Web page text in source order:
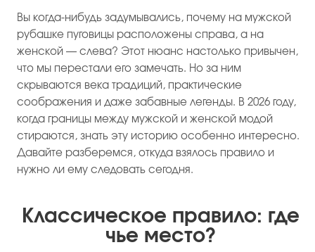
Вы когда-нибудь задумывались, почему на мужской
рубашке пуговицы расположены справа, а на
женской — слева? Этот нюанс настолько привычен,
что мы перестали его замечать. Но за ним
скрываются века традиций, практические
соображения и даже забавные легенды. В 2026 году,
когда границы между мужской и женской модой
стираются, знать эту историю особенно интересно.
Давайте разберемся, откуда взялось правило и
нужно ли ему следовать сегодня.
Классическое правило: где
чье место?